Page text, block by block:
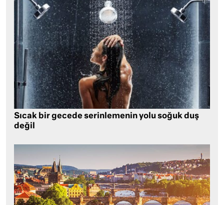
Sıcak bir gecede serinlemenin yolu soğuk duş
değil